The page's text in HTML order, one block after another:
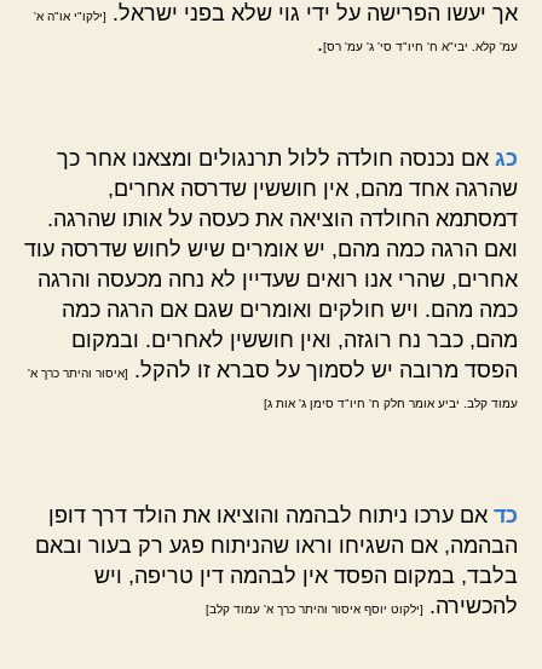
אך יעשו הפרישה על ידי גוי שלא בפני ישראל.
[ילקו"י או"ה א'
עמ' קלא. יבי"א ח' חיו"ד סי' ג' עמ' רס].
כג אם נכנסה חולדה ללול תרנגולים ומצאנו אחר כך
שהרגה אחד מהם, אין חוששין שדרסה אחרים,
דמסתמא החולדה הוציאה את כעסה על אותו שהרגה.
ואם הרגה כמה מהם, יש אומרים שיש לחוש שדרסה עוד
אחרים, שהרי אנו רואים שעדיין לא נחה מכעסה והרגה
כמה מהם. ויש חולקים ואומרים שגם אם הרגה כמה
מהם, כבר נח רוגזה, ואין חוששין לאחרים. ובמקום
הפסד מרובה יש לסמוך על סברא זו להקל.
[איסור והיתר כרך א'
עמוד קלב. יביע אומר חלק ח' חיו"ד סימן ג' אות ג]
כד אם ערכו ניתוח לבהמה והוציאו את הולד דרך דופן
הבהמה, אם השגיחו וראו שהניתוח פגע רק בעור ובאם
בלבד, במקום הפסד אין לבהמה דין טריפה, ויש
להכשירה.
[ילקוט יוסף איסור והיתר כרך א' עמוד קלב]